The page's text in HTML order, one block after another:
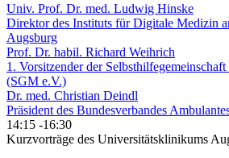
Univ. Prof. Dr. med. Ludwig Hinske
Direktor des Instituts für Digitale Medizin
Augsburg
Prof. Dr. habil. Richard Weihrich
1. Vorsitzender der
(SGM e.V.)
Dr. med. Christian Deindl
Präsident des Bundesverbandes
14:15 -16:30
Kurzvorträge des Universitätsklinikums